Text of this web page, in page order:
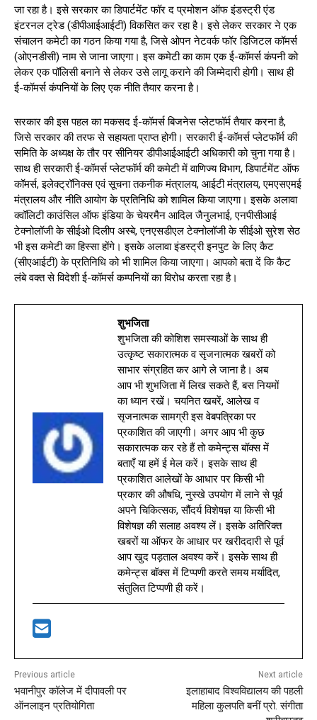
जा रहा है। इसे सरकार का डिपार्टमेंट फॉर द प्रमोशन ऑफ इंडस्ट्री एंड
इंटरनल ट्रेड (डीपीआईआईटी) विकसित कर रहा है। इसे लेकर सरकार ने एक
संचालन कमेटी का गठन किया गया है, जिसे ओपन नेटवर्क फॉर डिजिटल कॉमर्स
(ओएनडीसी) नाम से जाना जाएगा। इस कमेटी का काम एक ई-कॉमर्स कंपनी को
लेकर एक पॉलिसी बनाने से लेकर उसे लागू कराने की जिम्मेदारी होगी। साथ ही
ई-कॉमर्स कंपनियों के लिए एक नीति तैयार करना है।
सरकार की इस पहल का मकसद ई-कॉमर्स बिजनेस प्लेटफॉर्म तैयार करना है,
जिसे सरकार की तरफ से सहायता प्राप्त होगी। सरकारी ई-कॉमर्स प्लेटफॉर्म की
समिति के अध्यक्ष के तौर पर सीनियर डीपीआईआईटी अधिकारी को चुना गया है।
साथ ही सरकारी ई-कॉमर्स प्लेटफॉर्म की कमेटी में वाणिज्य विभाग, डिपार्टमेंट ऑफ
कॉमर्स, इलेक्ट्रॉनिक्स एवं सूचना तकनीक मंत्रालय, आईटी मंत्रालय, एमएसएमई
मंत्रालय और नीति आयोग के प्रतिनिधि को शामिल किया जाएगा। इसके अलावा
क्वॉलिटी काउंसिल ऑफ इंडिया के चेयरमैन आदिल जैनुलभाई, एनपीसीआई
टेक्नोलॉजी के सीईओ दिलीप अस्बे, एनएसडीएल टेक्नोलॉजी के सीईओ सुरेश सेठ
भी इस कमेटी का हिस्सा होंगे। इसके अलावा इंडस्ट्री इनपुट के लिए कैट
(सीएआईटी) के प्रतिनिधि को भी शामिल किया जाएगा। आपको बता दें कि कैट
लंबे वक्त से विदेशी ई-कॉमर्स कम्पनियों का विरोध करता रहा है।
शुभजिता
शुभजिता की कोशिश समस्याओं के साथ ही
उत्कृष्ट सकारात्मक व सृजनात्मक खबरों को
साभार संग्रहित कर आगे ले जाना है। अब
आप भी शुभजिता में लिख सकते हैं, बस नियमों
का ध्यान रखें। चयनित खबरें, आलेख व
सृजनात्मक सामग्री इस वेबपत्रिका पर
प्रकाशित की जाएगी। अगर आप भी कुछ
सकारात्मक कर रहे हैं तो कमेन्ट्स बॉक्स में
बताएँ या हमें ई मेल करें। इसके साथ ही
प्रकाशित आलेखों के आधार पर किसी भी
प्रकार की औषधि, नुस्खे उपयोग में लाने से पूर्व
अपने चिकित्सक, सौंदर्य विशेषज्ञ या किसी भी
विशेषज्ञ की सलाह अवश्य लें। इसके अतिरिक्त
खबरों या ऑफर के आधार पर खरीददारी से पूर्व
आप खुद पड़ताल अवश्य करें। इसके साथ ही
कमेन्ट्स बॉक्स में टिप्पणी करते समय मर्यादित,
संतुलित टिप्पणी ही करें।
Previous article
भवानीपुर कॉलेज में दीपावली पर
ऑनलाइन प्रतियोगिता
Next article
इलाहाबाद विश्वविद्यालय की पहली
महिला कुलपति बनीं प्रो. संगीता